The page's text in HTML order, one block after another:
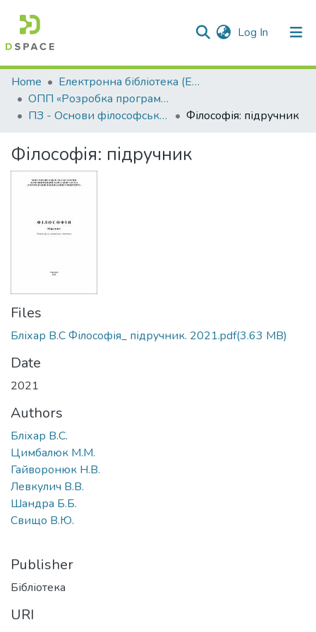
Log In (current)
Communities & Collections
All of DSpace
Home
Електронна бібліотека (E-Book)
ОПП «Розробка програмного забезпечення»
ПЗ - Основи філософських знань
Філософія: підручник
Філософія: підручник
Files
Бліхар В.С Філософія_ підручник. 2021.pdf(3.63 MB)
Date
2021
Authors
Бліхар В.С.
Цимбалюк М.М.
Гайворонюк Н.В.
Левкулич В.В.
Шандра Б.Б.
Свищо В.Ю.
Publisher
Бібліотека
URI